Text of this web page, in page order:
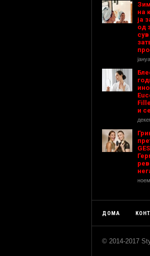
на
ја
од
и
ДОМА
© 2014-2017